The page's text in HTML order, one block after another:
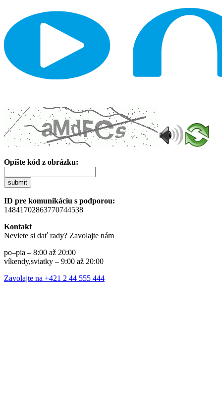
Opíšte kód z obrázku:
submit
ID pre komunikáciu s podporou:
14841702863770744538
Kontakt
Neviete si dať rady? Zavolajte nám
po–pia – 8:00 až 20:00
víkendy,sviatky – 9:00 až 20:00
Zavolajte na +421 2 44 555 444